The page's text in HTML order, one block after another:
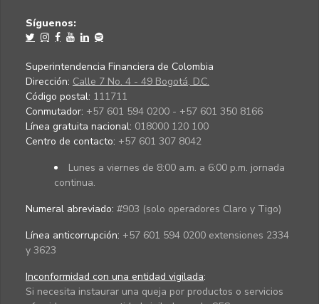
Síguenos:
Superintendencia Financiera de Colombia
Dirección: Calle 7 No. 4 - 49 Bogotá, D.C.
Código postal: 111711
Conmutador: +57 601 594 0200 - +57 601 350 8166
Línea gratuita nacional: 018000 120 100
Centro de contacto: +57 601 307 8042
Lunes a viernes de 8:00 a.m. a 6:00 p.m. jornada
continua.
Numeral abreviado: #903 (solo operadores Claro y Tigo)
Línea anticorrupción: +57 601 594 0200 extensiones 2334
y 3623
Inconformidad con una entidad vigilada:
Si necesita instaurar una queja por productos o servicios